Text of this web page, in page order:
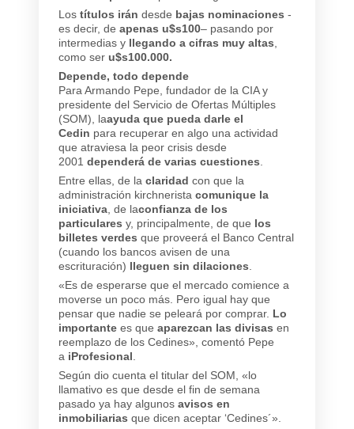
Los títulos irán desde bajas nominaciones -
es decir, de apenas u$s100– pasando por
intermedias y llegando a cifras muy altas
como ser u$s100.000.
Depende, todo depende
Para Armando Pepe, fundador de la CIA y
presidente del Servicio de Ofertas Múltiples
(SOM), laayuda que pueda darle el
Cedin para recuperar en algo una actividad
que atraviesa la peor crisis desde
2001 dependerá de varias cuestiones
Entre ellas, de la claridad con que la
administración kirchnerista comunique la
iniciativa , de laconfianza de los
particulares y, principalmente, de que los
billetes verdes que proveerá el Banco Central
(cuando los bancos avisen de una
escrituración) lleguen sin dilaciones
«Es de esperarse que el mercado comience a
moverse un poco más. Pero igual hay que
pensar que nadie se peleará por comprar. Lo
importante es que aparezcan las divisas en
reemplazo de los Cedines», comentó Pepe
a iProfesional
Según dio cuenta el titular del SOM, «lo
llamativo es que desde el fin de semana
pasado ya hay algunos avisos en
inmobiliarias que dicen aceptar ‘Cedines´».